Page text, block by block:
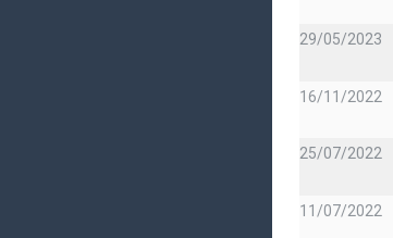
29/05/2023
16/11/2022
25/07/2022
11/07/2022